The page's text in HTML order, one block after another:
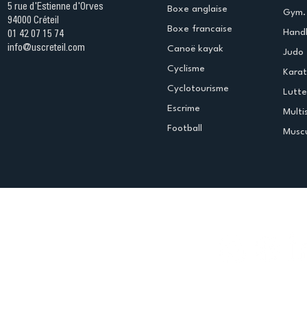
5 rue d'Estienne d'Orves
94000 Créteil
01 42 07 15 74
info@uscreteil.com
Boxe anglaise
Boxe francaise
Canoë kayak
Cyclisme
Cyclotourisme
Escrime
Football
Judo
Lutte